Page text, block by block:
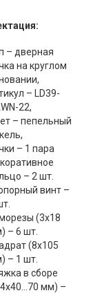
– дверная
на круглом
– LD39-
22,
– пепельный
– 1 пара
– 2 шт.
винт –
(3х18
– 6 шт.
(8х105
– 1 шт.
в сборе
мм) –